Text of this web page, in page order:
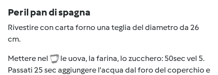
Per il pan di spagna
Rivestire con carta forno una teglia del diametro da 26
cm.
Mettere nel
le uova, la farina, lo zucchero: 50sec vel 5.
Passati 25 sec aggiungere l'acqua dal foro del coperchio e